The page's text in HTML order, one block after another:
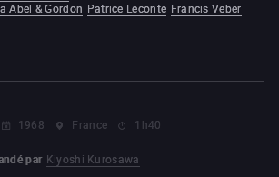
Abel & Gordon Patrice Leconte Francis Veber
1968 France 1h40
par Kiyoshi Kurosawa